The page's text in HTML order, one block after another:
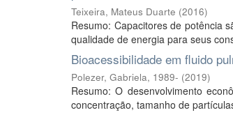
Teixeira, Mateus Duarte (2016)
Resumo: Capacitores de potência
qualidade de energia para seus
Bioacessibilidade em fluido
Polezer, Gabriela, 1989- (2019)
Resumo: O desenvolvimento
concentração, tamanho de